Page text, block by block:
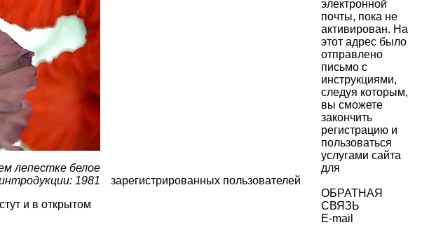
лепестке белое
1981
и в открытом
электронной
почты, пока не
активирован. На
этот адрес было
отправлено
письмо с
инструкциями,
следуя которым,
вы сможете
закончить
регистрацию и
пользоваться
услугами сайта
для
зарегистрированных пользователей
ОБРАТНАЯ
СВЯЗЬ
E-mail